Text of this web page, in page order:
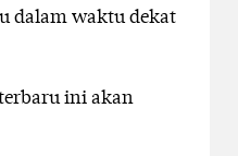
dalam waktu dekat
ini akan